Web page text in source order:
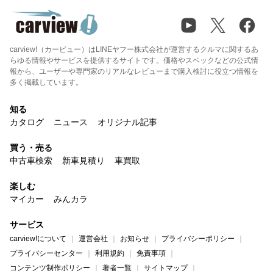
carview!（カービュー）はLINEヤフー株式会社が運営するクルマに関するあ
らゆる情報やサービスを提供するサイトです。価格やスペックなどの公式情
報から、ユーザーや専門家のリアルなレビューまで購入検討に役立つ情報を
多く掲載しています。
知る
カタログ
ニュース オリジナル記事
買う・売る
中古車検索
新車見積り 車買取
楽しむ
マイカー
みんカラ
サービス
carview!について 運営会社 お知らせ
プライバシーポリシー
プライバシーセンター
利用規約
免責事項
コンテンツ制作ポリシー
著者一覧 サイトマップ